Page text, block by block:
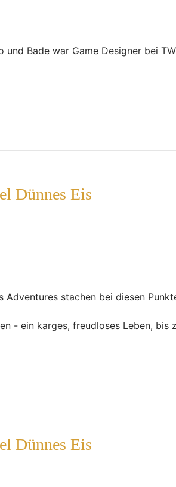
und Bade war Game Designer bei
Dünnes Eis
stachen bei diesen
- ein karges, freudloses Leben,
Dünnes Eis